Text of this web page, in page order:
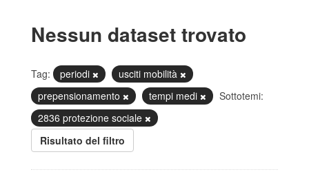
Nessun dataset trovato
Tag: periodi
usciti mobilità
prepensionamento
tempi medi
Sottotemi:
2836 protezione sociale
Risultato del filtro